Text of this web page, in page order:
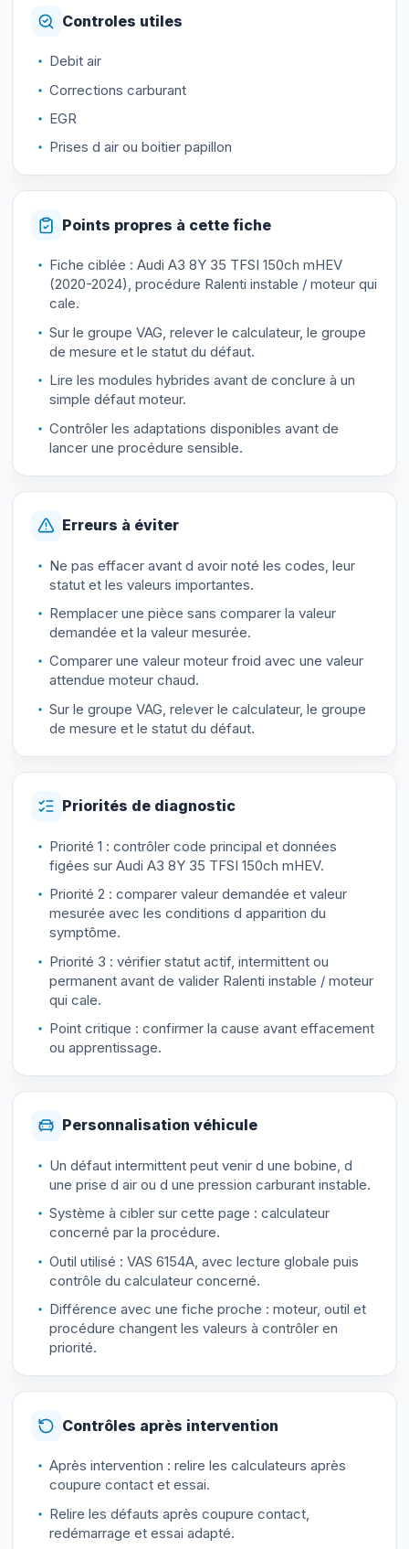
Controles utiles
Debit air
Corrections carburant
EGR
Prises d air ou boitier papillon
Points propres à cette fiche
Fiche ciblée : Audi A3 8Y 35 TFSI 150ch mHEV
(2020-2024), procédure Ralenti instable / moteur qui
cale.
Sur le groupe VAG, relever le calculateur, le groupe
de mesure et le statut du défaut.
Lire les modules hybrides avant de conclure à un
simple défaut moteur.
Contrôler les adaptations disponibles avant de
lancer une procédure sensible.
Erreurs à éviter
Ne pas effacer avant d avoir noté les codes, leur
statut et les valeurs importantes.
Remplacer une pièce sans comparer la valeur
demandée et la valeur mesurée.
Comparer une valeur moteur froid avec une valeur
attendue moteur chaud.
Sur le groupe VAG, relever le calculateur, le groupe
de mesure et le statut du défaut.
Priorités de diagnostic
Priorité 1 : contrôler code principal et données
figées sur Audi A3 8Y 35 TFSI 150ch mHEV.
Priorité 2 : comparer valeur demandée et valeur
mesurée avec les conditions d apparition du
symptôme.
Priorité 3 : vérifier statut actif, intermittent ou
permanent avant de valider Ralenti instable / moteur
qui cale.
Point critique : confirmer la cause avant effacement
ou apprentissage.
Personnalisation véhicule
Un défaut intermittent peut venir d une bobine, d
une prise d air ou d une pression carburant instable.
Système à cibler sur cette page : calculateur
concerné par la procédure.
Outil utilisé : VAS 6154A, avec lecture globale puis
contrôle du calculateur concerné.
Différence avec une fiche proche : moteur, outil et
procédure changent les valeurs à contrôler en
priorité.
Contrôles après intervention
Après intervention : relire les calculateurs après
coupure contact et essai.
Relire les défauts après coupure contact,
redémarrage et essai adapté.